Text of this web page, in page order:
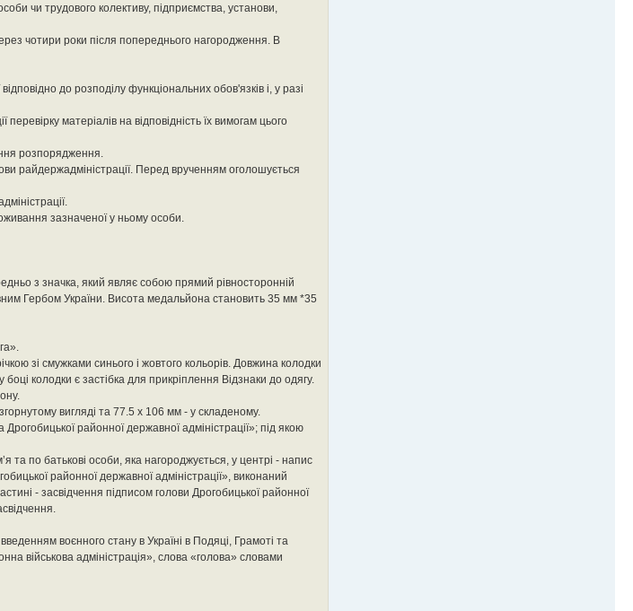
чи трудового колективу, підприємства, установи,
чотири роки після попереднього нагородження. В
до розподілу функціональних обов'язків і, у разі
матеріалів на відповідність їх вимогам цього
розпорядження.
райдержадміністрації. Перед врученням оголошується
зазначеної у ньому особи.
з значка, який являє собою прямий рівносторонній
Гербом України. Висота медальйона становить 35 мм *35
зі смужками синього і жовтого кольорів. Довжина колодки
колодки є застібка для прикріплення Відзнаки до одягу.
вигляді та 77.5 х 106 мм - у складеному.
районної державної адміністрації»; під якою
та по батькові особи, яка нагороджується, у центрі - напис
районної державної адміністрації», виконаний
- засвідчення підписом голови Дрогобицької районної
воєнного стану в Україні в Подяці, Грамоті та
військова адміністрація», слова «голова» словами